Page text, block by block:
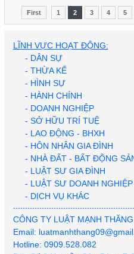
First 1 2 3 4 5
LĨNH VỰC HOẠT ĐỘNG:
- DÂN SỰ
- THỪA KẾ
- HÌNH SỰ
- HÀNH CHÍNH
- DOANH NGHIỆP
- SỞ HỮU TRÍ TUỆ
- LAO ĐỘNG - BHXH
- HÔN NHÂN GIA ĐÌNH
- NHÀ ĐẤT - BẤT ĐỘNG
- LUẬT SƯ GIA ĐÌNH
- LUẬT SƯ DOANH NGHIỆP
- DỊCH VỤ KHÁC
CÔNG TY LUẬT MẠNH THĂNG
Email:
Hotline: 0909.528.082
Khởi tố 71 người
ca sĩ Long Nhật và
Người phụ nữ hành
Nội được trả tự do tại
Nghi phạm sát hại 3
gây án
2 thanh niên trong 1